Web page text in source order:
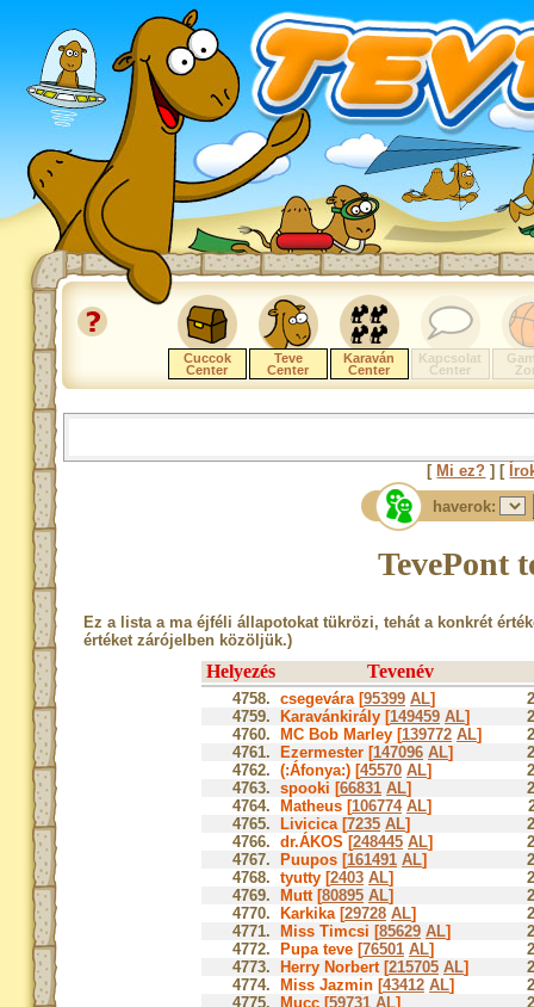
Cuccok
Center
Teve
Center
Karaván
Center
Kapcsolat
Center
[ Mi ez? ] [
haverok:
TevePont
Ez a lista a ma éjféli állapotokat tükrözi, tehát a konkrét
értéket zárójelben közöljük.)
Helyezés Tevenév
4758. csegevára [95399 AL]
4759.
Karavánkirály [149459 AL]
4760.
MC Bob Marley [139772 AL]
4761.
Ezermester [147096 AL]
4762. (:Áfonya:) [45570 AL]
4763. spooki [66831 AL]
4764.
Matheus [106774 AL]
4765.
Livicica [7235 AL]
4766. dr.ÁKOS [248445 AL]
4767.
Puupos [161491 AL]
4768. tyutty [2403 AL]
4769.
Mutt [80895 AL]
4770.
Karkika [29728 AL]
4771.
Miss Timcsi [85629 AL]
4772.
Pupa teve [76501 AL]
4773.
Herry Norbert [215705 AL]
4774.
Miss Jazmin [43412 AL]
4775.
Mucc [59731 AL]